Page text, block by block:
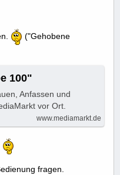
("Gehobene
100"
Anfassen und
vor Ort.
www.mediamarkt.de
fragen.